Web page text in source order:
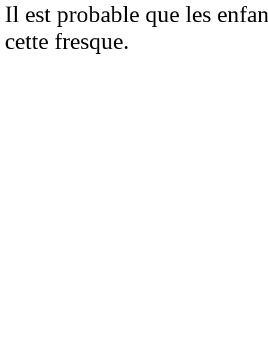
Il est probable que les
cette fresque.